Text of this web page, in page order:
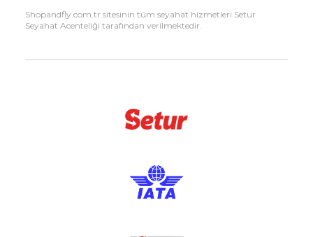
Shopandfly.com.tr sitesinin tüm seyahat hizmetleri Setur
Seyahat Acenteliği tarafından verilmektedir.